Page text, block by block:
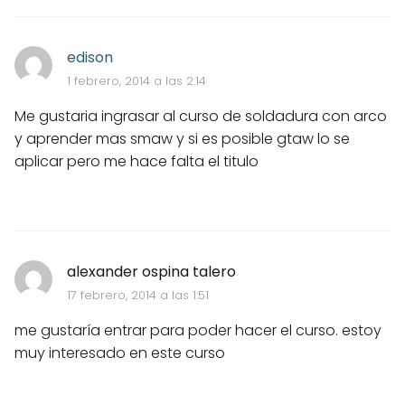
edison
1 febrero, 2014 a las 2:14
Me gustaria ingrasar al curso de soldadura con arco
y aprender mas smaw y si es posible gtaw lo se
aplicar pero me hace falta el titulo
alexander ospina talero
17 febrero, 2014 a las 1:51
me gustaría entrar para poder hacer el curso. estoy
muy interesado en este curso